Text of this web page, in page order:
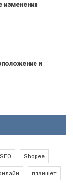
изменения
и
SEO Shopee
планшет